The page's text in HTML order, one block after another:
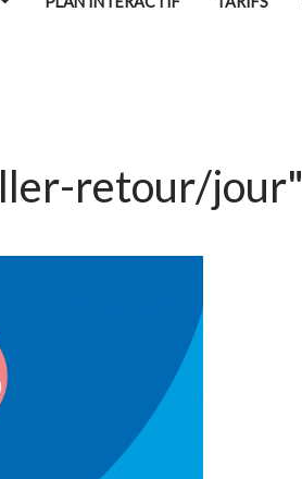
retour/jour"